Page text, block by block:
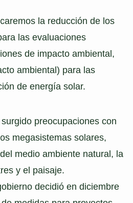
la reducción de los
las evaluaciones
de impacto ambiental,
ambiental) para las
de energía solar.
preocupaciones con
megasistemas solares,
medio ambiente natural, la
y el paisaje.
decidió en diciembre